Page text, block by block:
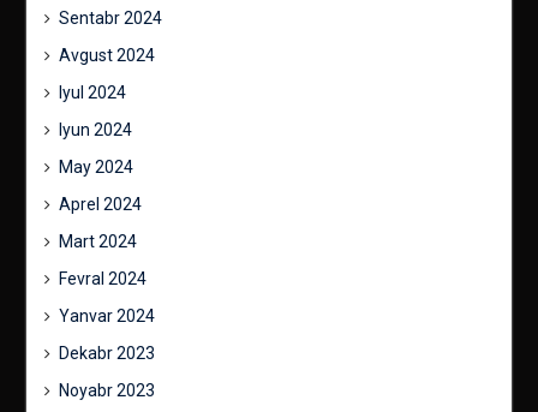
Sentabr 2024
Avgust 2024
Iyul 2024
Iyun 2024
May 2024
Aprel 2024
Mart 2024
Fevral 2024
Yanvar 2024
Dekabr 2023
Noyabr 2023